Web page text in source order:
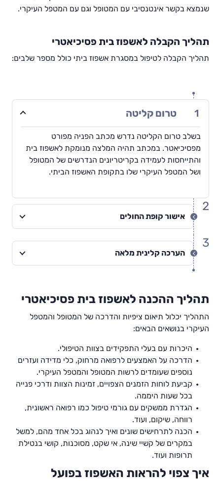
שנמצא בקשר אינטנסיבי עם המטופל וגם עם המטפל העיקרי.
תהליך הקבלה לאשפוז בית פסיכיאטרי
תהליך הקבלה לטיפול במסגרת אשפוז ביתי כולל מספר שלבים:
1 טרום קליטה
בשלב טרום הקליטה נדרש מכתב הפניה מפורט
מפסיכיאטר. במכתב תהיה המלצה מנומקת לאשפוז בית
והתייחסות לעמידה בקריטריונים הנדרשים של המטופל
ושל המטפל העיקרי שלו בתקופת האשפוז הביתי.
2
אישור קופת החולים
3
הערכה קלינית מלאה
תהליך ההכנה לאשפוז בית פסיכיאטרי
התהליך יכלול תיאום ציפיות והדרכה של המטופל והמטפל
העיקרי בנושאים הבאים:
היכרות עם בעלי התפקידים בצוות הטיפולי.
הדרכה על האמצעים לרפואה מרחוק, כלי מדידה ועזרים
נוספים שעומדים לרשות המטופל והמטפל העיקרי.
קביעת לוחות הזמנים הצפויים, זמינות הצוות ודרכי פנייה
בכל שעות היממה.
הגדרת ממשקים עם גורמי טיפול כמו רפואה ראשונית,
רווחה, שיקום, ועוד.
הכנה לתרחישים שונים ואיך לנהוג בכל אחד מהם, למשל
במקרים של קשיי שינה, אי שקט, מסוכנות, קושי בנטילת
תרופות ועוד.
איך צפוי להראות האשפוז בפועל